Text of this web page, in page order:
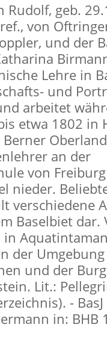
Rudolf, geb.
von
und der
Lehre in
und
arbeitet
etwa 1802 in
an der
von
nieder.
verschiedene
Baselbiet
der Umgebung
und der
Lit.:
-
in: BHB